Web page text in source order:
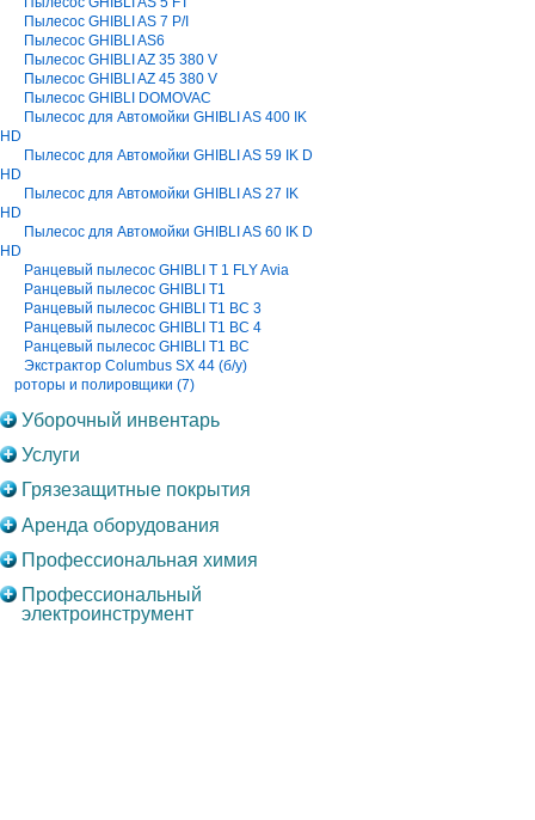
Пылесос GHIBLI AS 7 P/I
Пылесос GHIBLI AS6
Пылесос GHIBLI AZ 35 380 V
Пылесос GHIBLI AZ 45 380 V
Пылесос GHIBLI DOMOVAC
Пылесос для Автомойки GHIBLI AS 400 IK
HD
Пылесос для Автомойки GHIBLI AS 59 IK D
HD
Пылесос для Автомойки GHIBLI AS 27 IK
HD
Пылесос для Автомойки GHIBLI AS 60 IK D
HD
Ранцевый пылесос GHIBLI T 1 FLY Avia
Ранцевый пылесос GHIBLI T1
Ранцевый пылесос GHIBLI T1 BC 3
Ранцевый пылесос GHIBLI T1 BC 4
Ранцевый пылесос GHIBLI T1 BC
Экстрактор Columbus SX 44 (б/у)
роторы и полировщики (7)
Уборочный инвентарь
Услуги
Грязезащитные покрытия
Аренда оборудования
Профессиональная химия
Профессиональный
электроинструмент